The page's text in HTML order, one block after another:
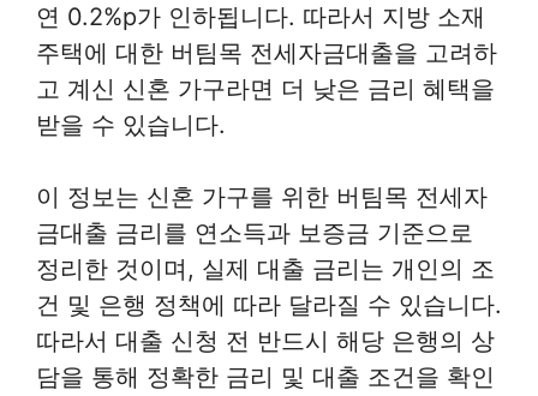
연 0.2%p가 인하됩니다. 따라서 지방 소재
주택에 대한 버팀목 전세자금대출을 고려하
고 계신 신혼 가구라면 더 낮은 금리 혜택을
받을 수 있습니다.
이 정보는 신혼 가구를 위한 버팀목 전세자
금대출 금리를 연소득과 보증금 기준으로
정리한 것이며, 실제 대출 금리는 개인의 조
건 및 은행 정책에 따라 달라질 수 있습니다.
따라서 대출 신청 전 반드시 해당 은행의 상
담을 통해 정확한 금리 및 대출 조건을 확인